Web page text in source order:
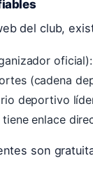
del club,
(cadena
deportivo
enlace
son